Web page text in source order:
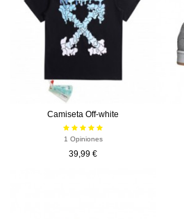
Camiseta Off-white
1 Opiniones
39,99 €